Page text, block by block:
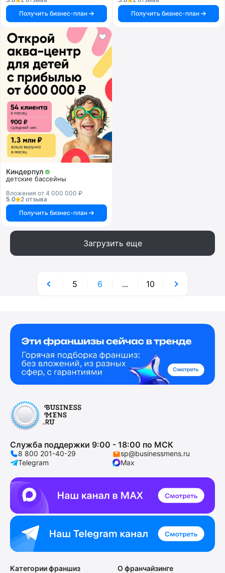
Получить бизнес-план
Получить бизнес-план
Киндерпул
детские бассейны
Вложения от 4 000 000 ₽
5.0
2 отзыва
Получить бизнес-план
Загрузить еще
5 6 ... 10
Служба поддержки 9:00 - 18:00 по МСК
8 800 201-40-29
sp@businessmens.ru
Telegram
Max
Категории франшиз
О франчайзинге